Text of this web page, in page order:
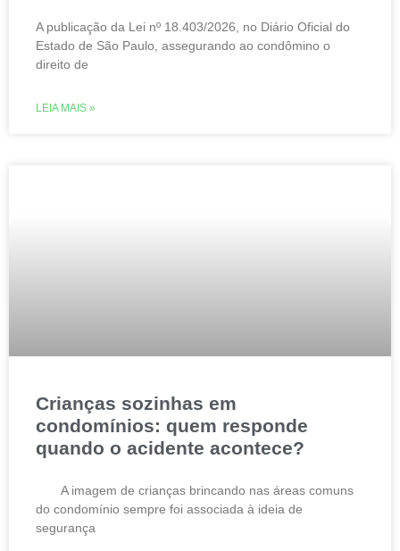
A publicação da Lei nº 18.403/2026, no Diário Oficial do
Estado de São Paulo, assegurando ao condômino o
direito de
LEIA MAIS »
Crianças sozinhas em
condomínios: quem responde
quando o acidente acontece?
A imagem de crianças brincando nas áreas comuns
do condomínio sempre foi associada à ideia de
segurança